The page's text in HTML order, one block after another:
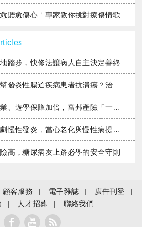
聽愈傷心！專家教你挑對療傷情歌
踏步，快修法讓病人自主決定善終
道疾病患者抗潰瘍？治療進展與健保給付困境一次看
加倍，富邦產險「一期逐夢」專案加碼遠距醫療與緊急救援
性發炎，當心老化與慢性病提早報到
高，糖尿病友上路必學的安全守則
顧客服務 電子雜誌
廣告刊登
人才招募 聯絡我們